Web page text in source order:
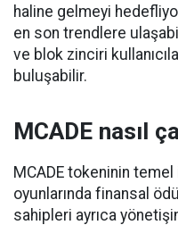
haline gelmeyi
en son trendlere
ve blok zinciri
buluşabilir.
MCADE nasıl
MCADE tokeninin
oyunlarında finansal
sahipleri ayrıca